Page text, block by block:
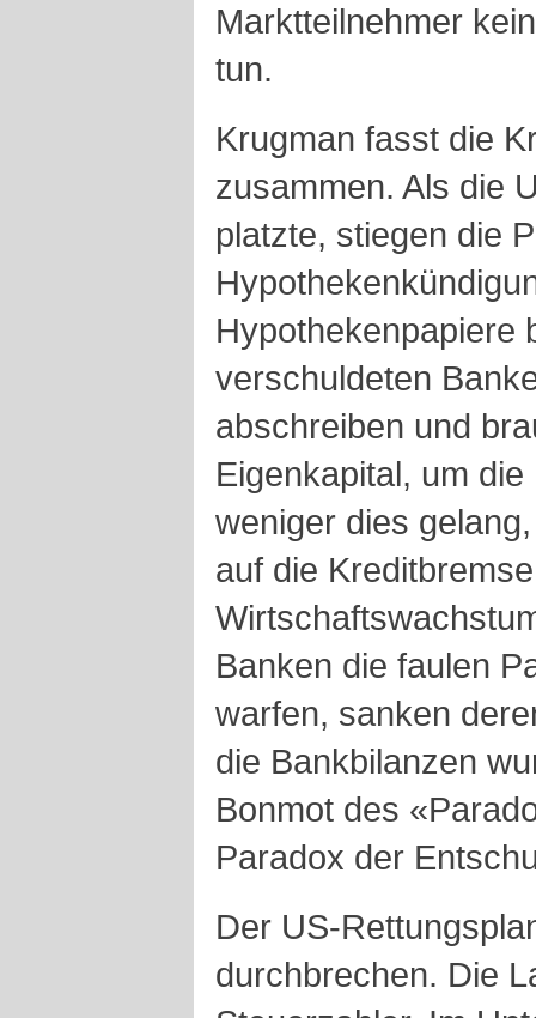
Marktteilnehmer
tun.
Krugman fasst die
zusammen. Als die
platzte, stiegen die
Hypothekenpapiere
verschuldeten
abschreiben und
Eigenkapital, um
weniger dies
auf die
Banken die faulen
warfen, sanken
die Bankbilanzen
Bonmot des
Paradox der
Der US-
durchbrechen. Die